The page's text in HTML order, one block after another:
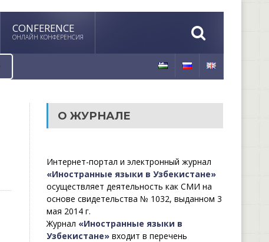
CONFERENCE
ОНЛАЙН КОНФЕРЕНСИЯ
О ЖУРНАЛЕ
Интернет-портал и электронный журнал
«Иностранные языки в Узбекистане»
осуществляет деятельность как СМИ на
основе свидетельства № 1032, выданном 3
мая 2014 г.
Журнал «Иностранные языки в
Узбекистане»входит в перечень